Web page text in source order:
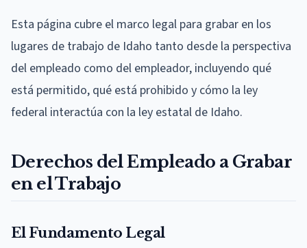
Esta página cubre el marco legal para grabar en los
lugares de trabajo de Idaho tanto desde la perspectiva
del empleado como del empleador, incluyendo qué
está permitido, qué está prohibido y cómo la ley
federal interactúa con la ley estatal de Idaho.
Derechos del Empleado a Grabar
en el Trabajo
El Fundamento Legal